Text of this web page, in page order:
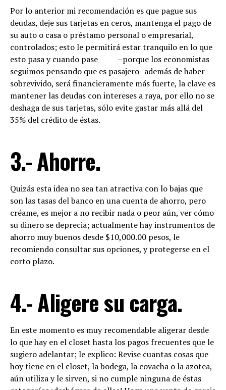
Por lo anterior mi recomendación es que pague sus
deudas, deje sus tarjetas en ceros, mantenga el pago de
su auto o casa o préstamo personal o empresarial,
controlados; esto le permitirá estar tranquilo en lo que
esto pasa y cuando pase –porque los economistas
seguimos pensando que es pasajero- además de haber
sobrevivido, será financieramente más fuerte, la clave es
mantener las deudas con intereses a raya, por ello no se
deshaga de sus tarjetas, sólo evite gastar más allá del
35% del crédito de éstas.
3.- Ahorre.
Quizás esta idea no sea tan atractiva con lo bajas que
son las tasas del banco en una cuenta de ahorro, pero
créame, es mejor a no recibir nada o peor aún, ver cómo
su dinero se deprecia; actualmente hay instrumentos de
ahorro muy buenos desde $10,000.00 pesos, le
recomiendo consultar sus opciones, y protegerse en el
corto plazo.
4.- Aligere su carga.
En este momento es muy recomendable aligerar desde
lo que hay en el closet hasta los pagos frecuentes que le
sugiero adelantar; le explico: Revise cuantas cosas que
hoy tiene en el closet, la bodega, la covacha o la azotea,
aún utiliza y le sirven, si no cumple ninguna de éstas